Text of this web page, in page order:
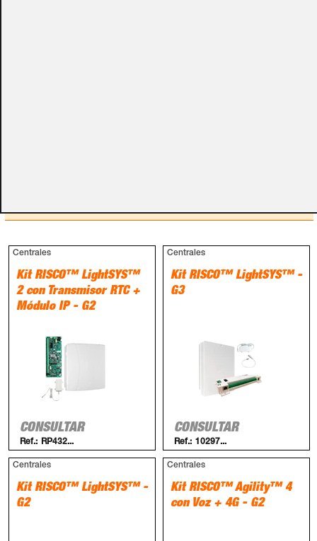
Centrales
Kit RISCO™ LightSYS™
2 con Transmisor RTC +
Módulo IP - G2
CONSULTAR
Ref.: RP432...
Centrales
Kit RISCO™ LightSYS™ -
G3
CONSULTAR
Ref.: 10297...
Centrales
Kit RISCO™ LightSYS™ -
G2
Centrales
Kit RISCO™ Agility™ 4
con Voz + 4G - G2